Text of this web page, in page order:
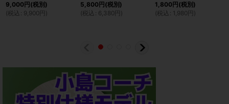
9,000円(税別)
(税込 : 9,900円 )
5,800円(税別)
(税込 : 6,380円 )
1,800円(税別)
(税込 : 1,980円 )